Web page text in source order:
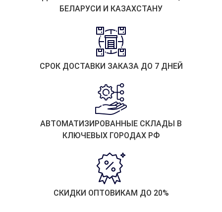
БЕЛАРУСИ И КАЗАХСТАНУ
СРОК ДОСТАВКИ ЗАКАЗА ДО 7 ДНЕЙ
АВТОМАТИЗИРОВАННЫЕ СКЛАДЫ В
КЛЮЧЕВЫХ ГОРОДАХ РФ
СКИДКИ ОПТОВИКАМ ДО 20%